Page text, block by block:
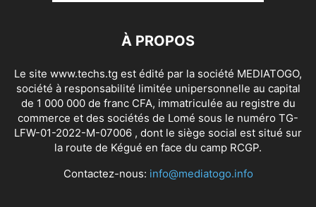
À PROPOS
Le site www.techs.tg est édité par la société MEDIATOGO,
société à responsabilité limitée unipersonnelle au capital
de 1 000 000 de franc CFA, immatriculée au registre du
commerce et des sociétés de Lomé sous le numéro TG-
LFW-01-2022-M-07006 , dont le siège social est situé sur
la route de Kégué en face du camp RCGP.
Contactez-nous: info@mediatogo.info